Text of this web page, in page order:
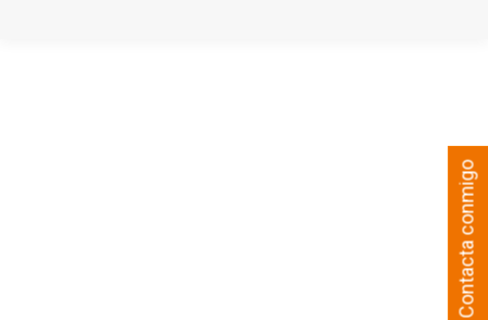
Contacta conmigo